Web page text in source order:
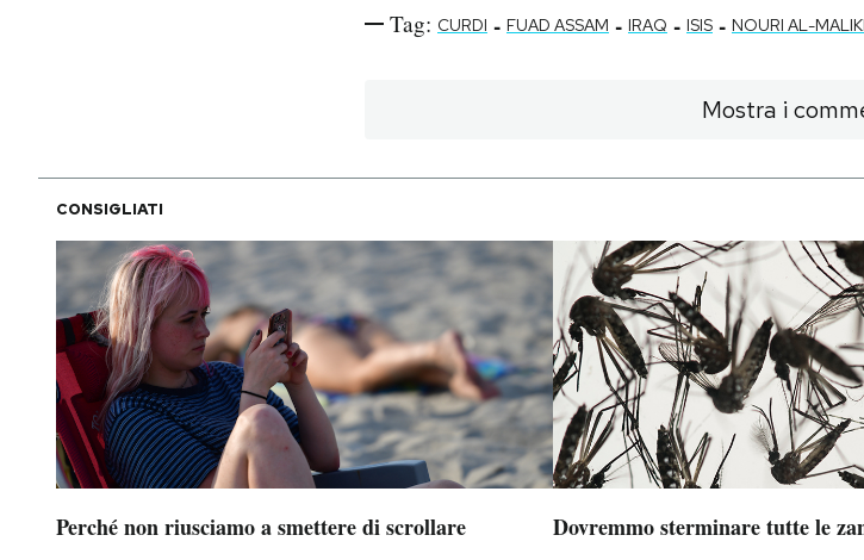
Tag: CURDI - FUAD ASSAM - IRAQ - ISIS - NOURI AL-MALIKI
Mostra i
CONSIGLIATI
Perché non riusciamo a smettere di scrollare Dovremmo sterminare tutte le